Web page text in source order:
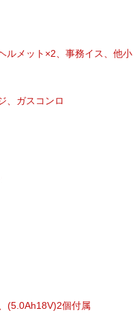
ルメット×2、事務イス、他小
、ガスコンロ
(5.0Ah18V)2個付属